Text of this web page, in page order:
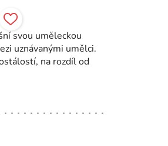
svou uměleckou
uznávanými umělci.
na rozdíl od